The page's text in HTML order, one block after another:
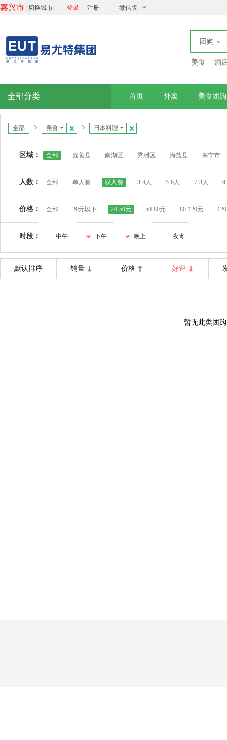
嘉兴市 切换城市 登录 注册 微信版
团购
美食 酒
全部分类 首页 外卖 美食团购
全部 美食 日本料理
区域： 全部 嘉善县 南湖区 秀洲区 海盐县 海宁市
人数： 全部 单人餐 双人餐 3-4人 5-6人 7-8人
价格： 全部 20元以下 20-50元 50-80元 80-120元
时段： 中午 下午 晚上 夜宵
默认排序 销量 价格 好评
暂无此类团